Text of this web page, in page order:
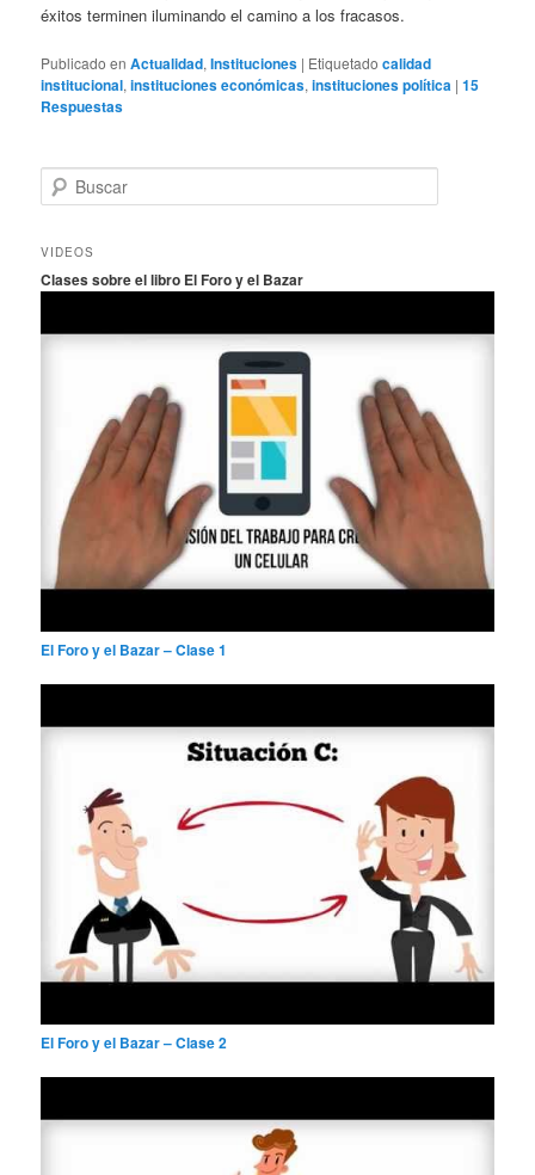
éxitos terminen iluminando el camino a los fracasos.
Publicado en Actualidad,Instituciones | Etiquetado calidad
institucional,instituciones económicas,instituciones política |15
Respuestas
u
c
r
VIDEOS
Clases sobre el libro El Foro y el Bazar
El Foro y el Bazar – Clase 1
El Foro y el Bazar – Clase 2